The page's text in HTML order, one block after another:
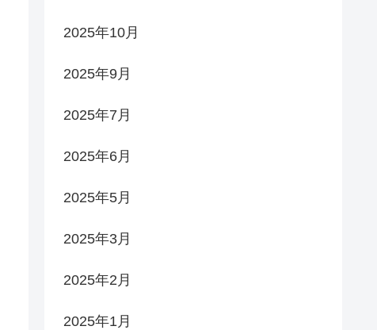
2025年10月
2025年9月
2025年7月
2025年6月
2025年5月
2025年3月
2025年2月
2025年1月